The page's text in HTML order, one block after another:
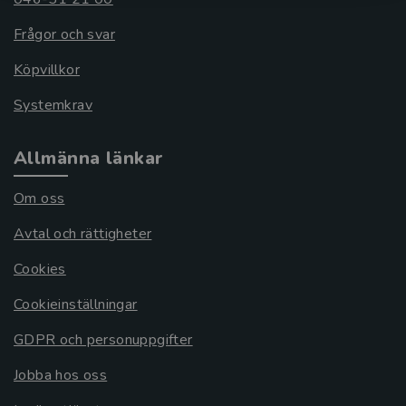
Frågor och svar
Köpvillkor
Systemkrav
Allmänna länkar
Om oss
Avtal och rättigheter
Cookies
Cookieinställningar
GDPR och personuppgifter
Jobba hos oss